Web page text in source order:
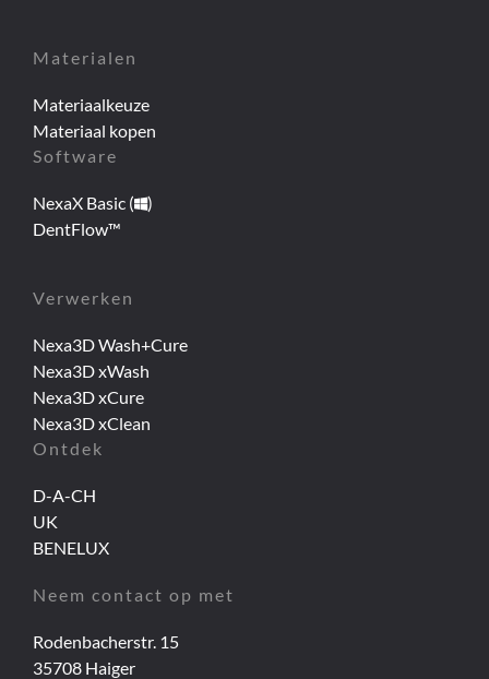
Materialen
Materiaalkeuze
Materiaal kopen
Software
NexaX Basic (
)
DentFlow™
Verwerken
Nexa3D Wash+Cure
Nexa3D xWash
Nexa3D xCure
Nexa3D xClean
Ontdek
D-A-CH
UK
BENELUX
Neem contact op met
Rodenbacherstr. 15
35708 Haiger